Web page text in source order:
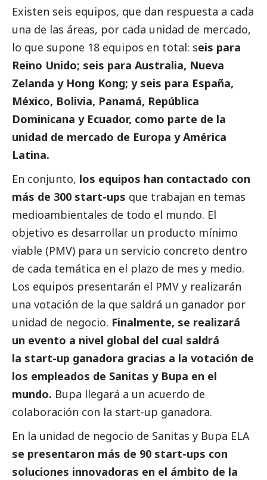
Existen seis equipos, que dan respuesta a cada
una de las áreas, por cada unidad de mercado,
lo que supone 18 equipos en total: seis para
Reino Unido; seis para Australia, Nueva
Zelanda y Hong Kong; y seis para España,
México, Bolivia, Panamá, República
Dominicana y Ecuador, como parte de la
unidad de mercado de Europa y América
Latina.
En conjunto, los equipos han contactado con
más de 300 start-ups que trabajan en temas
medioambientales de todo el mundo. El
objetivo es desarrollar un producto mínimo
viable (PMV) para un servicio concreto dentro
de cada temática en el plazo de mes y medio.
Los equipos presentarán el PMV y realizarán
una votación de la que saldrá un ganador por
unidad de negocio. Finalmente, se realizará
un evento a nivel global del cual saldrá
la start-up ganadora gracias a la votación de
los empleados de Sanitas y Bupa en el
mundo. Bupa llegará a un acuerdo de
colaboración con la start-up ganadora.
En la unidad de negocio de Sanitas y Bupa ELA
se presentaron más de 90 start-ups con
soluciones innovadoras en el ámbito de la